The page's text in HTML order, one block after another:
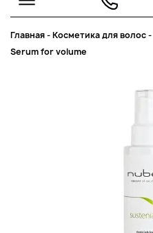
Главная-Косметика для волос-
Serum for volume